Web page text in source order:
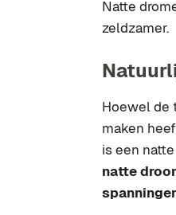
Natte
zeldzamer.
Hoewel de
maken
is een
natte